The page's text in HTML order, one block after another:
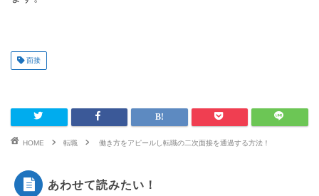
面接
HOME 転職 働き方をアピールし転職の二次面接を通過する方法！
あわせて読みたい！